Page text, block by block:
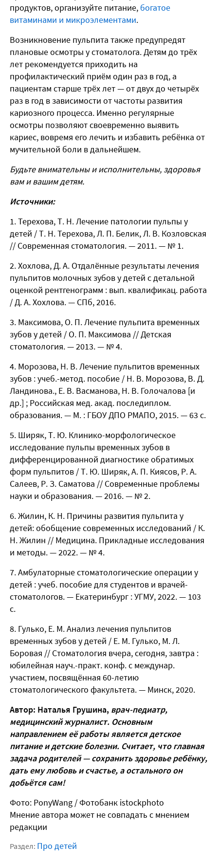
продуктов, организуйте питание, богатое
витаминами и микроэлементами.
Возникновение пульпита также предупредят
плановые осмотры у стоматолога. Детям до трёх
лет рекомендуется приходить на
профилактический приём один раз в год, а
пациентам старше трёх лет — от двух до четырёх
раз в год в зависимости от частоты развития
кариозного процесса. Именно регулярные
осмотры позволяют своевременно выявить
кариес, вовремя его лечить и избавить ребёнка от
мучительной боли в дальнейшем.
Будьте внимательны и исполнительны, здоровья
вам и вашим детям.
Источники:
Терехова, Т. Н. Лечение патологии пульпы у
детей / Т. Н. Терехова, Л. П. Белик, Л. В. Козловская
// Современная стоматология. — 2011. — № 1.
Хохлова, Д. А. Отдалённые результаты лечения
пульпитов молочных зубов у детей с детальной
оценкой рентгенограмм : вып. квалификац. работа
/ Д. А. Хохлова. — СПб, 2016.
Максимова, О. П. Лечение пульпита временных
зубов у детей / О. П. Максимова // Детская
стоматология. — 2013. — № 4.
Морозова, Н. В. Лечение пульпитов временных
зубов : учеб.-метод. пособие / Н. В. Морозова, В. Д.
Ландинова., Е. В. Васманова, Н. В. Голочалова [и
др.] ; Российская мед. акад. последиплом.
образования. — М. : ГБОУ ДПО РМАПО, 2015. — 63 с.
Ширяк, Т. Ю. Клинико-морфологическое
исследование пульпы временных зубов в
дифференцированной диагностике обратимых
форм пульпитов / Т. Ю. Ширяк, А. П. Киясов, Р. А.
Салеев, Р. З. Саматова // Современные проблемы
науки и образования. — 2016. — № 2.
Жилин, К. Н. Причины развития пульпита у
детей: обобщение современных исследований / К.
Н. Жилин // Медицина. Прикладные исследования
и методы. — 2022. — № 4.
Амбулаторные стоматологические операции у
детей : учеб. пособие для студентов и врачей-
стоматологов. — Екатеринбург : УГМУ, 2022. — 103
с.
Гулько, Е. М. Анализ лечения пульпитов
временных зубов у детей / Е. М. Гулько, М. Л.
Боровая // Стоматология вчера, сегодня, завтра :
юбилейная науч.-практ. конф. с междунар.
участием, посвящённая 60-летию
стоматологического факультета. — Минск, 2020.
Автор: Наталья Грушина, врач-педиатр,
медицинский журналист. Основным
направлением её работы является детское
питание и детские болезни. Считает, что главная
задача родителей — сохранить здоровье ребёнку,
дать ему любовь и счастье, а остального он
добьётся сам!
Фото: PonyWang / Фотобанк istockphoto
Мнение автора может не совпадать с мнением
редакции
Раздел: Про детей